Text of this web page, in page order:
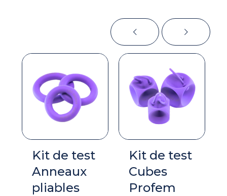
Kit de test
Anneaux
pliables
Kit de test
Cubes
Profem